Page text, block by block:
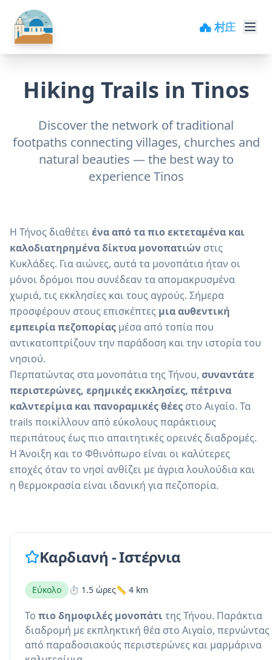
🏘️ 村庄
Hiking Trails in Tinos
Discover the network of traditional
footpaths connecting villages, churches and
natural beauties — the best way to
experience Tinos
Η Τήνος διαθέτειένα από τα πιο εκτεταμένα και
καλοδιατηρημένα δίκτυα μονοπατιών στις
Κυκλάδες. Για αιώνες, αυτά τα μονοπάτια ήταν οι
μόνοι δρόμοι που συνέδεαν τα απομακρυσμένα
χωριά, τις εκκλησίες και τους αγρούς. Σήμερα
προσφέρουν στους επισκέπτες μια αυθεντική
εμπειρία πεζοπορίας μέσα από τοπία που
αντικατοπτρίζουν την παράδοση και την ιστορία του
νησιού.
Περπατώντας στα μονοπάτια της Τήνου, συναντάτε
περιστερώνες, ερημικές εκκλησίες, πέτρινα
καλντερίμια και πανοραμικές θέες στο Αιγαίο. Τα
trails ποικίλλουν από εύκολους παράκτιους
περιπάτους έως πιο απαιτητικές ορεινές διαδρομές.
Η Άνοιξη και το Φθινόπωρο είναι οι καλύτερες
εποχές όταν το νησί ανθίζει με άγρια λουλούδια και
η θερμοκρασία είναι ιδανική για πεζοπορία.
Καρδιανή - Ιστέρνια
Εύκολο ⏱️ 1.5 ώρες📏 4 km
Το πιο δημοφιλές μονοπάτιτης Τήνου. Παράκτια
διαδρομή με εκπληκτική θέα στο Αιγαίο, περνώντας
από παραδοσιακούς περιστερώνες και μαρμάρινα